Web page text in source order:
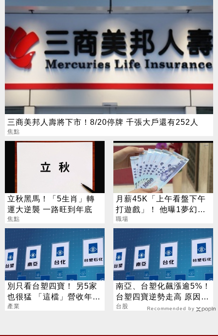
三商美邦人壽將下市！8/20停牌 千張大戶還有252人
焦點
立秋黑馬！「5生肖」轉
運大逆襲 一路旺到年底
焦點
月薪45K「上午看盤下午
打遊戲」！ 他曝1夢幻職
業 網嘆：比保全爽
職場
別只看台塑四寶！ 另5家
也很猛 「這檔」營收年增
衝7倍
產業
南亞、台塑化飆漲逾5%！
台塑四寶逆勢走高 原因找
到了
台股 Recommended by